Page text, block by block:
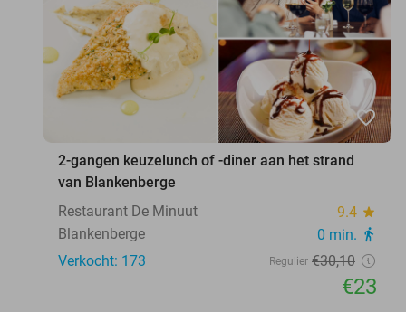
favorite_border
2-gangen keuzelunch of -diner aan het strand
van Blankenberge
Restaurant De Minuut
9.4 star
Blankenberge 0 min. directions_walk
Verkocht: 173 Regulier €30,10
€23